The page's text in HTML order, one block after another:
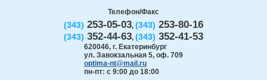
Телефон/Факс
(343) 253-05-03, (343) 253-80-16
(343) 352-44-63, (343) 352-41-53
620046, г. Екатеринбург
ул. Завокзальная 5, оф. 709
optima-nt@mail.ru
пн-пт: с 9:00 до 18:00